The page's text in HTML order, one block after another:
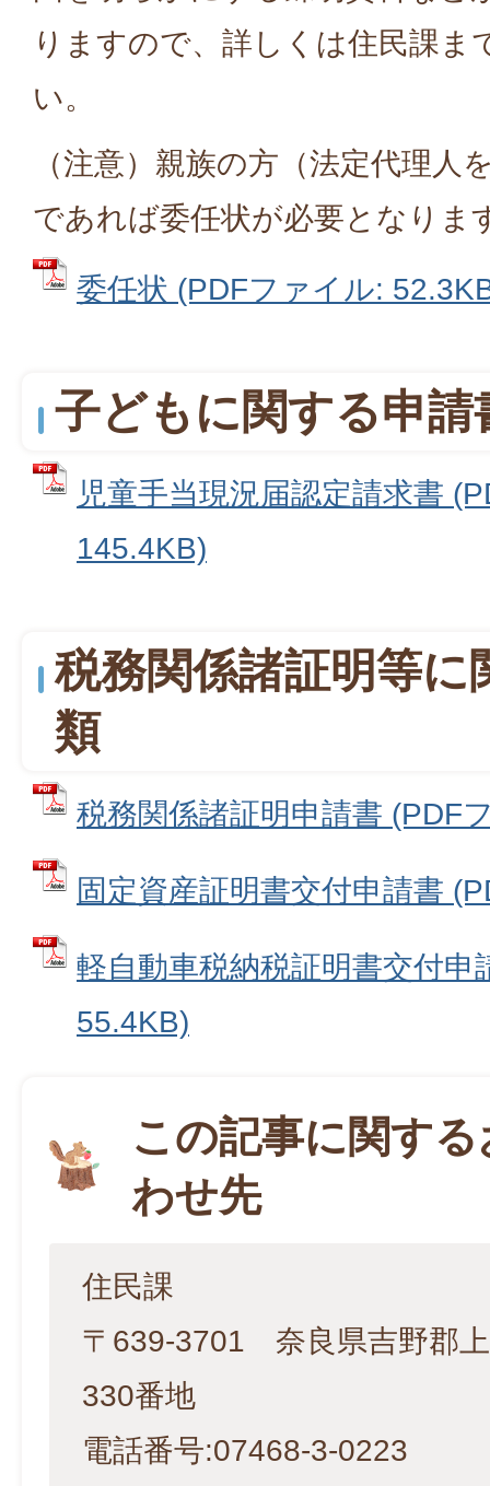
りますので、詳しくは住民課ま
い。
（注意）親族の方（法定代理人
であれば委任状が必要となりま
委任状 (PDFファイル:
子どもに関する申請
児童手当現況届認定請求書
145.4KB)
税務関係諸証明等に
類
税務関係諸証明申請書 (PDF
固定資産証明書交付申請書
軽自動車税納税証明書交付申
55.4KB)
この記事に関す
わせ先
住民課
〒639-3701 奈良県吉野郡
330番地
電話番号:07468-3-0223